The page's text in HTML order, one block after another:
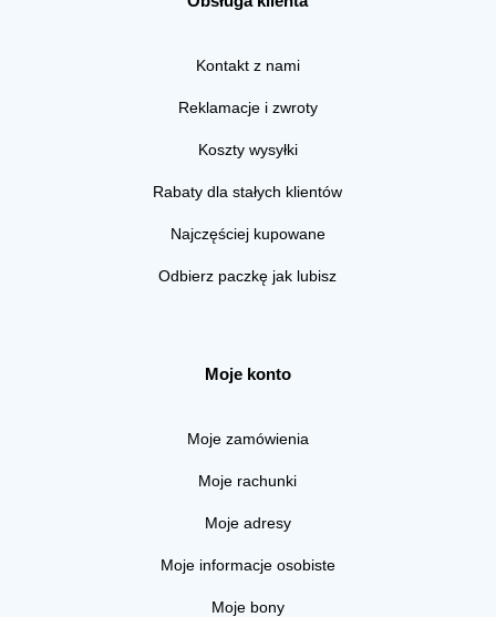
Kontakt z nami
Reklamacje i zwroty
Koszty wysyłki
Rabaty dla stałych klientów
Najczęściej kupowane
Odbierz paczkę jak lubisz
Moje konto
Moje zamówienia
Moje rachunki
Moje adresy
Moje informacje osobiste
Moje bony